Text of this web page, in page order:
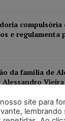
compulsória
e regulamenta
da família de
Vieira
site para
lembrando